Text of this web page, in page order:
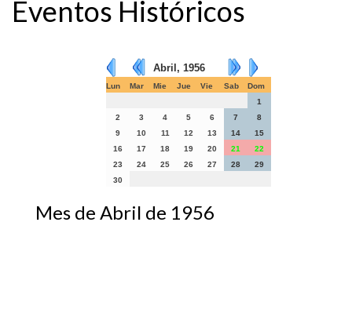
Eventos Históricos
Abril, 1956
Lun Mar Mie Jue Vie Sab
Dom
1
2
3 4 5 6 7
8
9
10 11 12 13 14
15
16
17 18 19 20 21
22
23
24 25 26 27 28
29
30
Mes de Abril de 1956